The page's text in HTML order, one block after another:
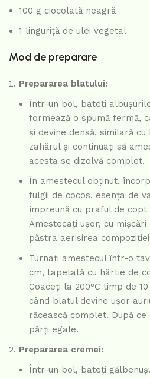
100 g ciocolată neagră
1 linguriță de ulei vegetal
Mod de preparare
Prepararea blatului:
Într-un bol, bateți
formează o spumă fermă,
și devine densă, similară cu
zahărul și continuați să
acesta se dizolvă complet.
În amestecul obținut,
fulgii de cocos, esența de
împreună cu praful de
Amestecați ușor, cu
păstra aerisirea
Turnați amestecul într-o
cm, tapetată cu hârtie de
Coaceți la 200°C timp de
când blatul devine ușor
răcească complet. După
părți egale.
Prepararea cremei:
Într-un bol, bateți